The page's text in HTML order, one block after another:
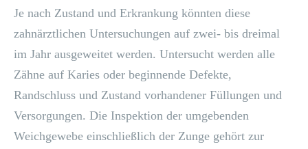
Je nach Zustand und Erkrankung könnten diese
zahnärztlichen Untersuchungen auf zwei- bis dreimal
im Jahr ausgeweitet werden. Untersucht werden alle
Zähne auf Karies oder beginnende Defekte,
Randschluss und Zustand vorhandener Füllungen und
Versorgungen. Die Inspektion der umgebenden
Weichgewebe einschließlich der Zunge gehört zur